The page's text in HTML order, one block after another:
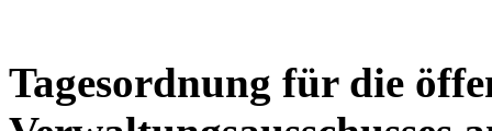
Tagesordnung für die